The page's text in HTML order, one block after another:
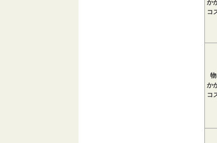
か
コ
か
コ